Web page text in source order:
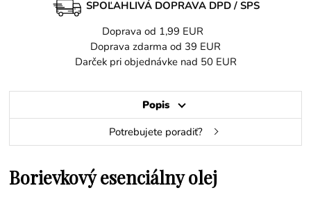
SPOĽAHLIVÁ DOPRAVA DPD / SPS
Doprava od 1,99 EUR
Doprava zdarma od 39 EUR
Darček pri objednávke nad 50 EUR
Popis
Potrebujete poradiť?
Borievkový esenciálny olej